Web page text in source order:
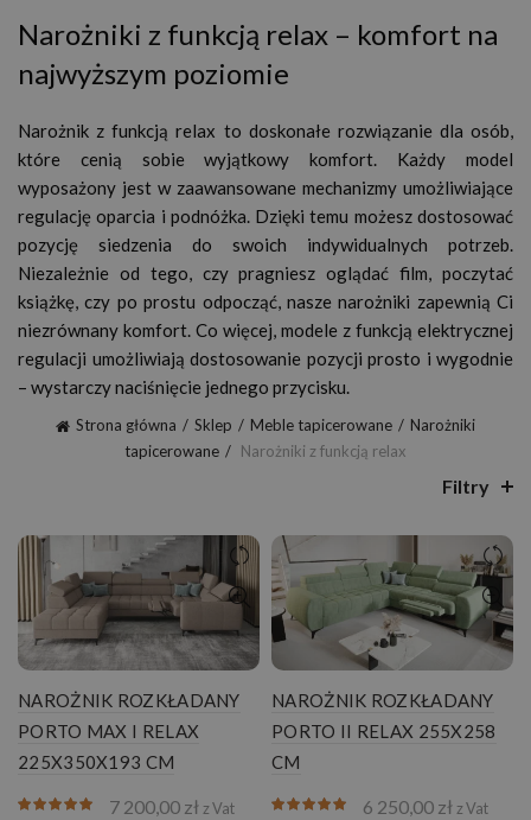
Narożniki z funkcją relax – komfort na
najwyższym poziomie
Narożnik z funkcją relax to doskonałe rozwiązanie dla osób,
które cenią sobie wyjątkowy komfort. Każdy model
wyposażony jest w zaawansowane mechanizmy umożliwiające
regulację oparcia i podnóżka. Dzięki temu możesz dostosować
pozycję siedzenia do swoich indywidualnych potrzeb.
Niezależnie od tego, czy pragniesz oglądać film, poczytać
książkę, czy po prostu odpocząć, nasze narożniki zapewnią Ci
niezrównany komfort. Co więcej, modele z funkcją elektrycznej
regulacji umożliwiają dostosowanie pozycji prosto i wygodnie
– wystarczy naciśnięcie jednego przycisku.
Strona główna Sklep Meble tapicerowane
Narożniki
tapicerowane
Narożniki z funkcją relax
Filtry
NAROŻNIK ROZKŁADANY
PORTO MAX I RELAX
225X350X193 CM
7 200,00 zł z Vat
NAROŻNIK ROZKŁADANY
PORTO II RELAX 255X258
CM
6 250,00 zł z Vat